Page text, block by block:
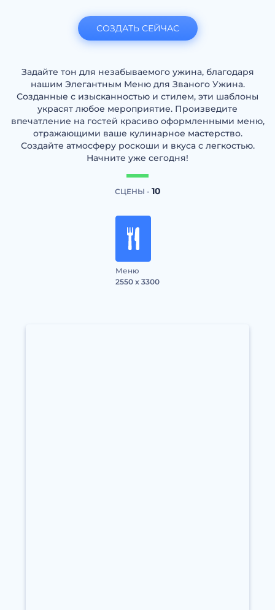
Задайте тон для незабываемого ужина, благодаря
нашим Элегантным Меню для Званого Ужина.
Созданные с изысканностью и стилем, эти шаблоны
украсят любое мероприятие. Произведите
впечатление на гостей красиво оформленными меню,
отражающими ваше кулинарное мастерство.
Создайте атмосферу роскоши и вкуса с легкостью.
Начните уже сегодня!
СЦЕНЫ - 10
Меню
2550 x 3300
СОЗДАТЬ СЕЙЧАС